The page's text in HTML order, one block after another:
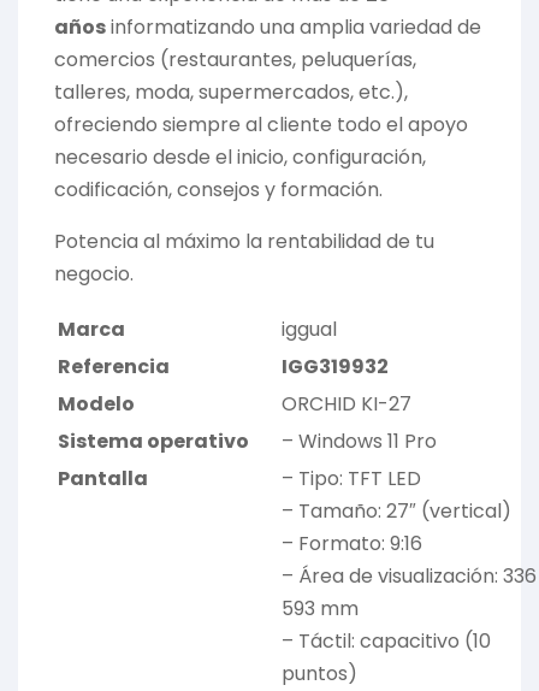
añosinformatizando una amplia variedad de
comercios (restaurantes, peluquerías,
talleres, moda, supermercados, etc.),
ofreciendo siempre al cliente todo el apoyo
necesario desde el inicio, configuración,
codificación, consejos y formación.
Potencia al máximo la rentabilidad de tu
negocio.
Marca
iggual
Referencia
IGG319932
Modelo
ORCHID KI-27
Sistema operativo
– Windows 11 Pro
Pantalla
– Tipo: TFT LED
– Tamaño: 27″ (vertical)
– Formato: 9:16
– Área de visualización:
593 mm
– Táctil: capacitivo (10
puntos)